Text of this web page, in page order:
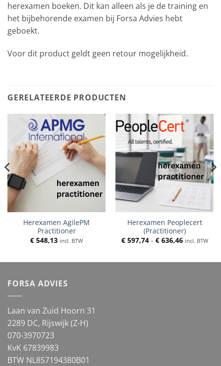
herexamen boeken. Dit kan alleen als je de training en
het bijbehorende examen bij Forsa Advies hebt
geboekt.
Voor dit product geldt geen retour mogelijkheid.
GERELATEERDE PRODUCTEN
Herexamen AgilePM
Practitioner
€ 548,13 incl. BTW
Herexamen Peoplecert
(Practitioner)
€597,74 - €636,46Prijsklasse:
€ 597,74
incl. BTW
FORSA ADVIES
Laan van Zuid Hoorn 31
2289 DC, Rijswijk (Z-H)
070-3970723
KvK 67839983
BTW NL857194380B01